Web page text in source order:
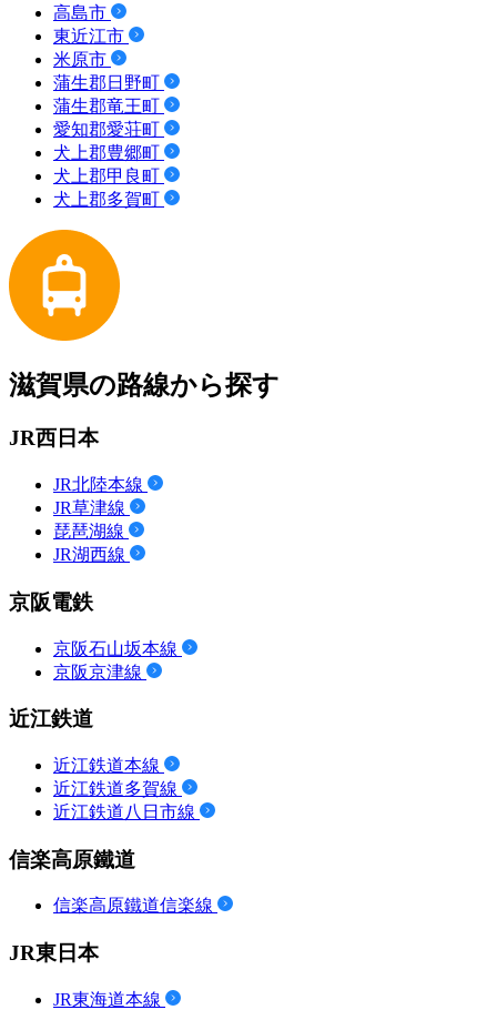
高島市
東近江市
米原市
蒲生郡日野町
蒲生郡竜王町
愛知郡愛荘町
犬上郡豊郷町
犬上郡甲良町
犬上郡多賀町
滋賀県の路線から探す
JR西日本
JR北陸本線
JR草津線
琵琶湖線
JR湖西線
京阪電鉄
京阪石山坂本線
京阪京津線
近江鉄道
近江鉄道本線
近江鉄道多賀線
近江鉄道八日市線
信楽高原鐵道
信楽高原鐵道信楽線
JR東日本
JR東海道本線